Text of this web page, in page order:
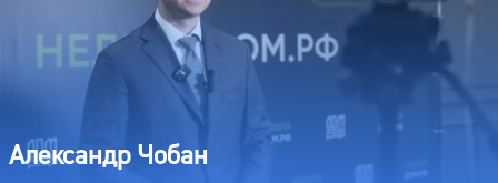
Александр Чобан